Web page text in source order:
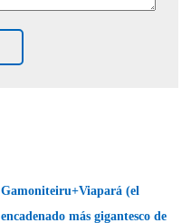
Gamoniteiru+Viapará (el
encadenado más gigantesco de